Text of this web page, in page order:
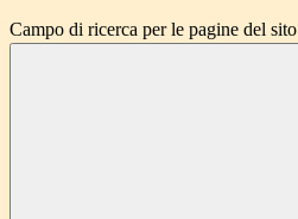
Campo di ricerca per le pagine del sito